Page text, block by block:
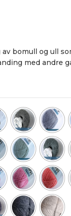
bomull og ull
med andre